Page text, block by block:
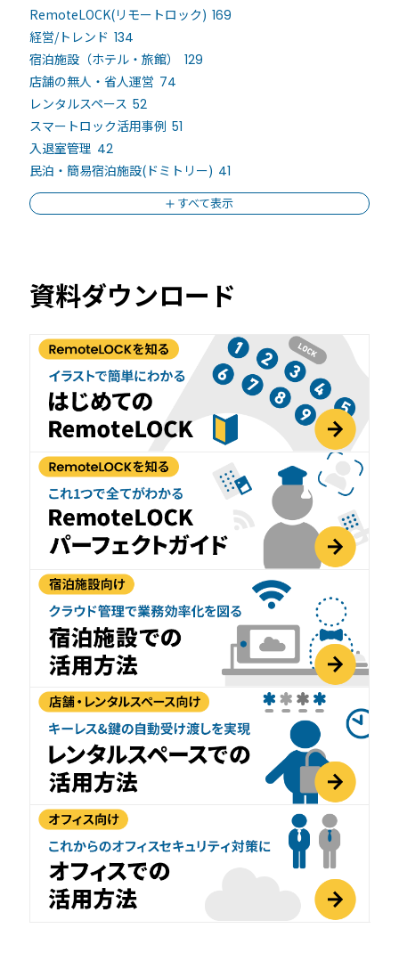
RemoteLOCK(リモートロック) 169
経営/トレンド 134
宿泊施設（ホテル・旅館）
129
店舗の無人・省人運営 74
レンタルスペース 52
スマートロック活用事例 51
入退室管理 42
民泊・簡易宿泊施設(ドミトリー) 41
すべて表示
資料ダウンロード